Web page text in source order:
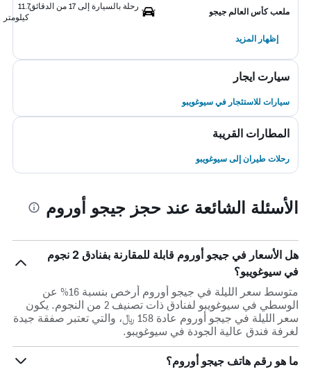
ملعب كأس العالم جيجو
رحلة بالسيارة إلى 17 من الدقائق
11.7
كيلومتر
إظهار المزيد
سيارت ايجار
سيارات للاستئجار في سيوغويبو
المطارات القريبة
رحلات طيران إلى سيوغويبو
الأسئلة الشائعة عند حجز جيجو أوروم
هل الأسعار في جيجو أوروم قابلة للمقارنة بفنادق 2 نجوم
في سيوغويبو؟
متوسط سعر الليلة في جيجو أوروم أرخص بنسبة 16% عن
الوسطي في سيوغويبو لفنادق ذات تصنيف 2 من النجوم. يكون
سعر الليلة في جيجو أوروم عادة 158 ﷼، والتي تعتبر صفقة جيدة
لغرفة فندق عالية الجودة في سيوغويبو.
ما هو رقم هاتف جيجو أوروم؟